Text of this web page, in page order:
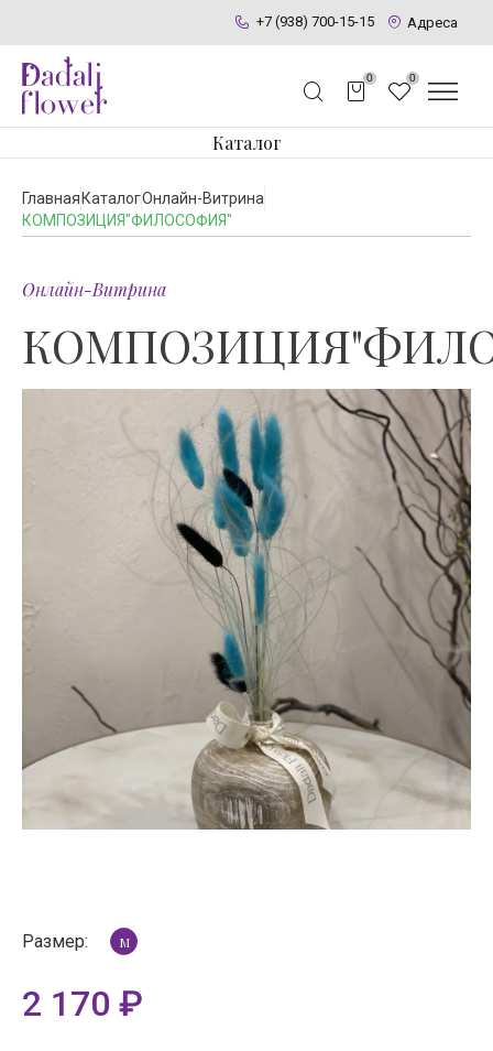
+7 (938) 700-15-15 Адреса
0 0
Каталог
Главная КаталогОнлайн-Витрина
КОМПОЗИЦИЯ"ФИЛОСОФИЯ"
Онлайн-Витрина
Размер: M
2 170 ₽